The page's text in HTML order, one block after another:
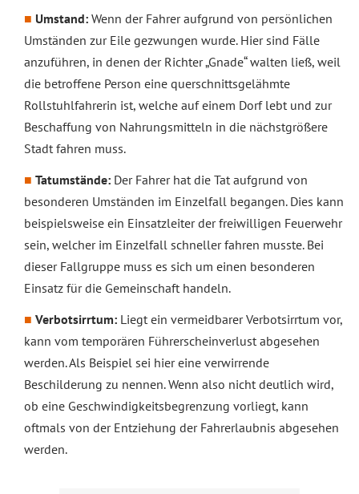
Umstand: Wenn der Fahrer aufgrund von persönlichen
Umständen zur Eile gezwungen wurde. Hier sind Fälle
anzuführen, in denen der Richter „Gnade“ walten ließ, weil
die betroffene Person eine querschnittsgelähmte
Rollstuhlfahrerin ist, welche auf einem Dorf lebt und zur
Beschaffung von Nahrungsmitteln in die nächstgrößere
Stadt fahren muss.
Tatumstände: Der Fahrer hat die Tat aufgrund von
besonderen Umständen im Einzelfall begangen. Dies kann
beispielsweise ein Einsatzleiter der freiwilligen Feuerwehr
sein, welcher im Einzelfall schneller fahren musste. Bei
dieser Fallgruppe muss es sich um einen besonderen
Einsatz für die Gemeinschaft handeln.
Verbotsirrtum: Liegt ein vermeidbarer Verbotsirrtum vor,
kann vom temporären Führerscheinverlust abgesehen
werden. Als Beispiel sei hier eine verwirrende
Beschilderung zu nennen. Wenn also nicht deutlich wird,
ob eine Geschwindigkeitsbegrenzung vorliegt, kann
oftmals von der Entziehung der Fahrerlaubnis abgesehen
werden.